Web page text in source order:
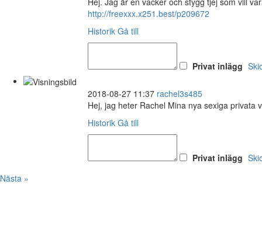
http://freexxx.x251.best/p209672
Historik Gå till
Privat inlägg
2018-08-27 11:37 rachel3s485
Hej, jag heter Rachel Mina nya sexiga privata
Historik Gå till
Privat inlägg
Nästa »